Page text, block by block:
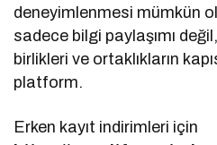
deneyimlenmesi mümkün
sadece bilgi paylaşımı
birlikleri ve ortaklıkların
platform.
Erken kayıt indirimleri için